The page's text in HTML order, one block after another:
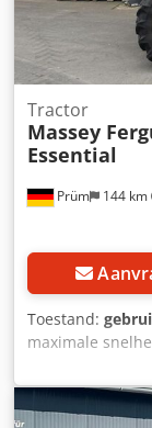
Prüm 144 km
Tractor
Massey
Essential
Toestand:
maximale
480/70 R34,
R34,